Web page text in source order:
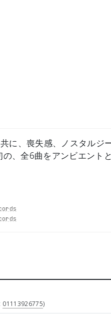
に、喪失感、ノスタルジ
、全6曲をアンビエントと
01113926775)